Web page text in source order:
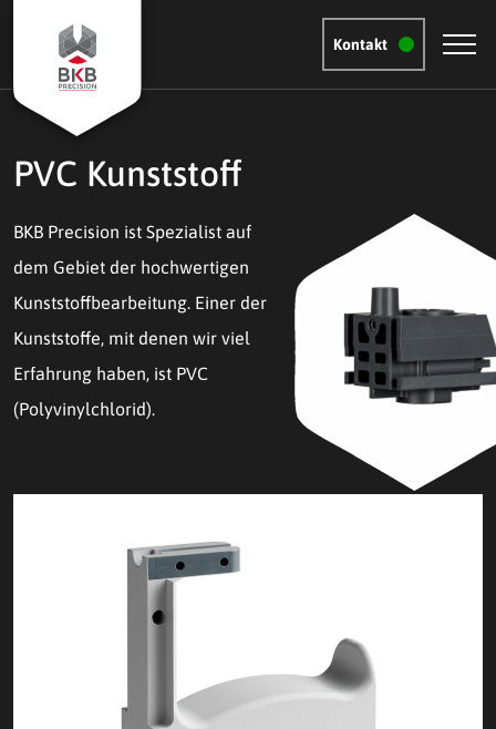
Kontakt
PVC Kunststoff
BKB Precision ist Spezialist auf
dem Gebiet der hochwertigen
Kunststoffbearbeitung. Einer der
Kunststoffe, mit denen wir viel
Erfahrung haben, ist PVC
(Polyvinylchlorid).